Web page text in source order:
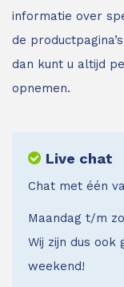
informatie over
de
dan kunt u altijd
opnemen.
Live chat
Chat met één
Maandag t/m
Wij zijn dus
weekend!